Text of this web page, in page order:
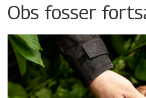
Obs fosser